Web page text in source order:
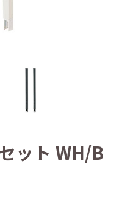
ット WH/B